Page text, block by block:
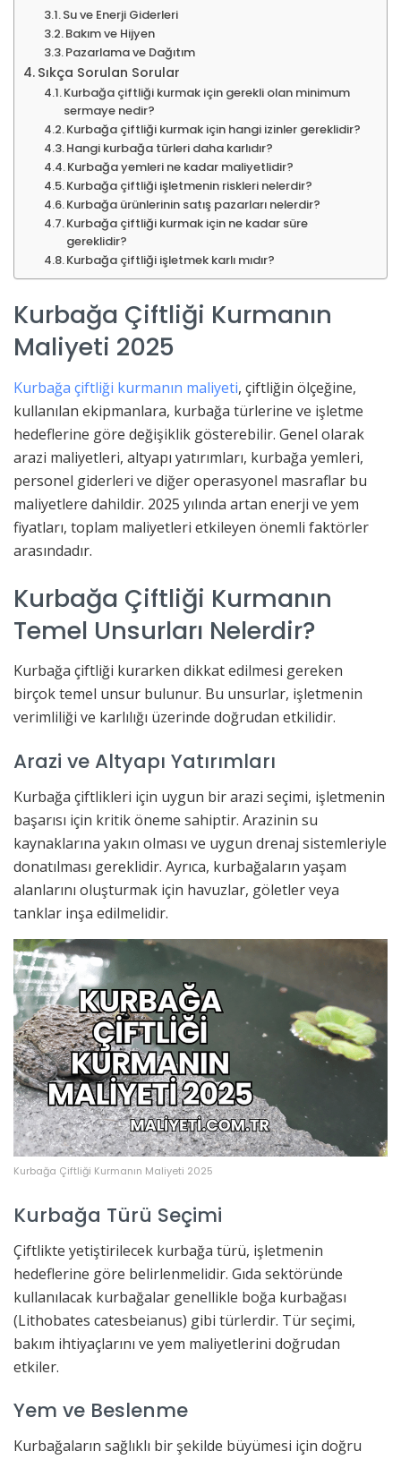
Su ve Enerji Giderleri
Bakım ve Hijyen
Pazarlama ve Dağıtım
Sıkça Sorulan Sorular
Kurbağa çiftliği kurmak için gerekli olan minimum
sermaye nedir?
Kurbağa çiftliği kurmak için hangi izinler gereklidir?
Hangi kurbağa türleri daha karlıdır?
Kurbağa yemleri ne kadar maliyetlidir?
Kurbağa çiftliği işletmenin riskleri nelerdir?
Kurbağa ürünlerinin satış pazarları nelerdir?
Kurbağa çiftliği kurmak için ne kadar süre
gereklidir?
Kurbağa çiftliği işletmek karlı mıdır?
Kurbağa Çiftliği Kurmanın
Maliyeti 2025
Kurbağa çiftliği kurmanın maliyeti, çiftliğin ölçeğine,
kullanılan ekipmanlara, kurbağa türlerine ve işletme
hedeflerine göre değişiklik gösterebilir. Genel olarak
arazi maliyetleri, altyapı yatırımları, kurbağa yemleri,
personel giderleri ve diğer operasyonel masraflar bu
maliyetlere dahildir. 2025 yılında artan enerji ve yem
fiyatları, toplam maliyetleri etkileyen önemli faktörler
arasındadır.
Kurbağa Çiftliği Kurmanın
Temel Unsurları Nelerdir?
Kurbağa çiftliği kurarken dikkat edilmesi gereken
birçok temel unsur bulunur. Bu unsurlar, işletmenin
verimliliği ve karlılığı üzerinde doğrudan etkilidir.
Arazi ve Altyapı Yatırımları
Kurbağa çiftlikleri için uygun bir arazi seçimi, işletmenin
başarısı için kritik öneme sahiptir. Arazinin su
kaynaklarına yakın olması ve uygun drenaj sistemleriyle
donatılması gereklidir. Ayrıca, kurbağaların yaşam
alanlarını oluşturmak için havuzlar, göletler veya
tanklar inşa edilmelidir.
Kurbağa Çiftliği Kurmanın Maliyeti 2025
Kurbağa Türü Seçimi
Çiftlikte yetiştirilecek kurbağa türü, işletmenin
hedeflerine göre belirlenmelidir. Gıda sektöründe
kullanılacak kurbağalar genellikle boğa kurbağası
(Lithobates catesbeianus) gibi türlerdir. Tür seçimi,
bakım ihtiyaçlarını ve yem maliyetlerini doğrudan
etkiler.
Yem ve Beslenme
Kurbağaların sağlıklı bir şekilde büyümesi için doğru